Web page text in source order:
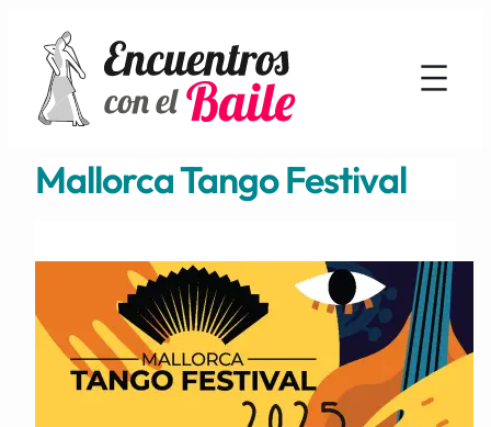
Mallorca Tango Festival